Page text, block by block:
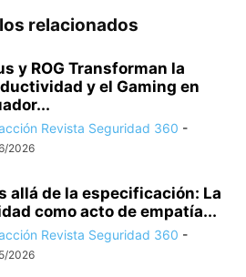
relacionados
y ROG Transforman la
y el Gaming en
Revista Seguridad 360 -
2026
allá de la especificación: La
como acto de empatía...
Revista Seguridad 360 -
2026